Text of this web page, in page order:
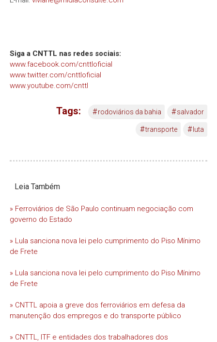
Siga a CNTTL nas redes sociais:
www.facebook.com/cnttloficial
www.twitter.com/cnttloficial
www.youtube.com/cnttl
Tags: #rodoviários da bahia #salvador
#transporte # luta
Leia Também
» Ferroviários de São Paulo continuam negociação com
governo do Estado
» Lula sanciona nova lei pelo cumprimento do Piso Mínimo
de Frete
» Lula sanciona nova lei pelo cumprimento do Piso Mínimo
de Frete
» CNTTL apoia a greve dos ferroviários em defesa da
manutenção dos empregos e do transporte público
» CNTTL, ITF e entidades dos trabalhadores dos